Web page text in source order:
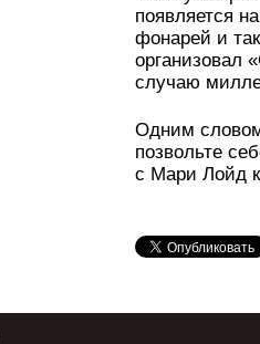
появляется
фонарей и
организовал
случаю
Одним
позвольте
с Мари Лойд